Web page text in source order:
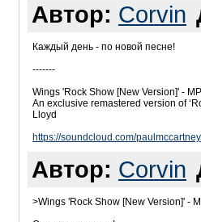
Автор: Corvin
Каждый день - по новой песне!
-------
Wings 'Rock Show [New Version]' -
An exclusive remastered version of
Lloyd
https://soundcloud.com/
Автор: Corvin
>Wings 'Rock Show [New Version]' -